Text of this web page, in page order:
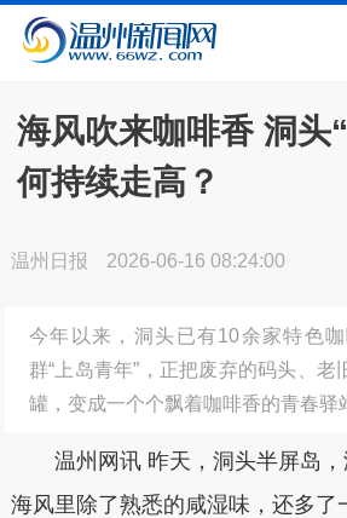
海风吹来咖啡香 洞头
何持续走高？
温州日报 2026-06-16 08:24:00
今年以来，洞头已有10余家特色
群“上岛青年”，正把废弃的码头、老
罐，变成一个个飘着咖啡香的青春驿
温州网讯 昨天，洞头半屏岛，
海风里除了熟悉的咸湿味，还多了